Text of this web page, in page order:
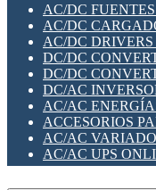
SWITCH Y
TARJETAS PI
UNIÓN Y
PLACAS
SWITCHES Y
SOLUCIONES
SOLUCIONES
SOLUCIONES
SEGURIDAD
SWITCHES LAN
TELEFONÍA IP
VIGILANCIA IP
MESHTASTIC
AC/DC
AC/DC
AC/DC
DC/DC
DC/DC
DC/AC
AC/AC
ACCESORIOS
AC/AC
AC/AC UPS